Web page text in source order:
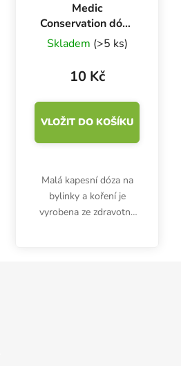
Medic
Conservation dóza
průhledná 39x66
mm, 1 ks
Skladem (>5 ks)
10 Kč
VLOŽIT DO KOŠÍKU
Malá kapesní dóza na
bylinky a koření je
vyrobena ze zdravotně